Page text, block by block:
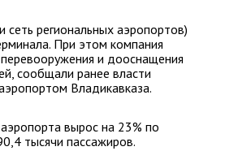
региональных аэропортов)
При этом компания
и дооснащения
сообщали ранее власти
Владикавказа.
вырос на 23% по
тысячи пассажиров.